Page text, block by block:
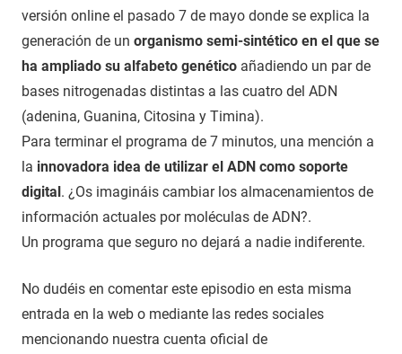
versión online el pasado 7 de mayo donde se explica la
generación de un organismo semi-sintético en el que se
ha ampliado su alfabeto genético añadiendo un par de
bases nitrogenadas distintas a las cuatro del ADN
(adenina, Guanina, Citosina y Timina).
Para terminar el programa de 7 minutos, una mención a
la innovadora idea de utilizar el ADN como soporte
digital. ¿Os imagináis cambiar los almacenamientos de
información actuales por moléculas de ADN?.
Un programa que seguro no dejará a nadie indiferente.
No dudéis en comentar este episodio en esta misma
entrada en la web o mediante las redes sociales
mencionando nuestra cuenta oficial de